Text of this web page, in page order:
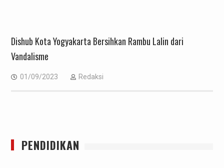
Dishub Kota Yogyakarta Bersihkan Rambu Lalin dari
Vandalisme
01/09/2023 Redaksi
PENDIDIKAN